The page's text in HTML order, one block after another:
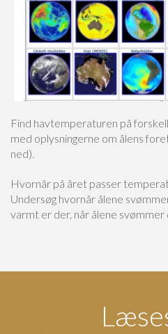
Find havtemperaturen på
med oplysningerne om ålens
ned).
Hvornår på året passer
Undersøg hvornår ålene
varmt er der, når ålene svømmer